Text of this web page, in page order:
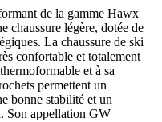
de la gamme Hawx
chaussure légère, dotée de
La chaussure de ski
confortable et totalement
et à sa
permettent un
bonne stabilité et un
Son appellation GW